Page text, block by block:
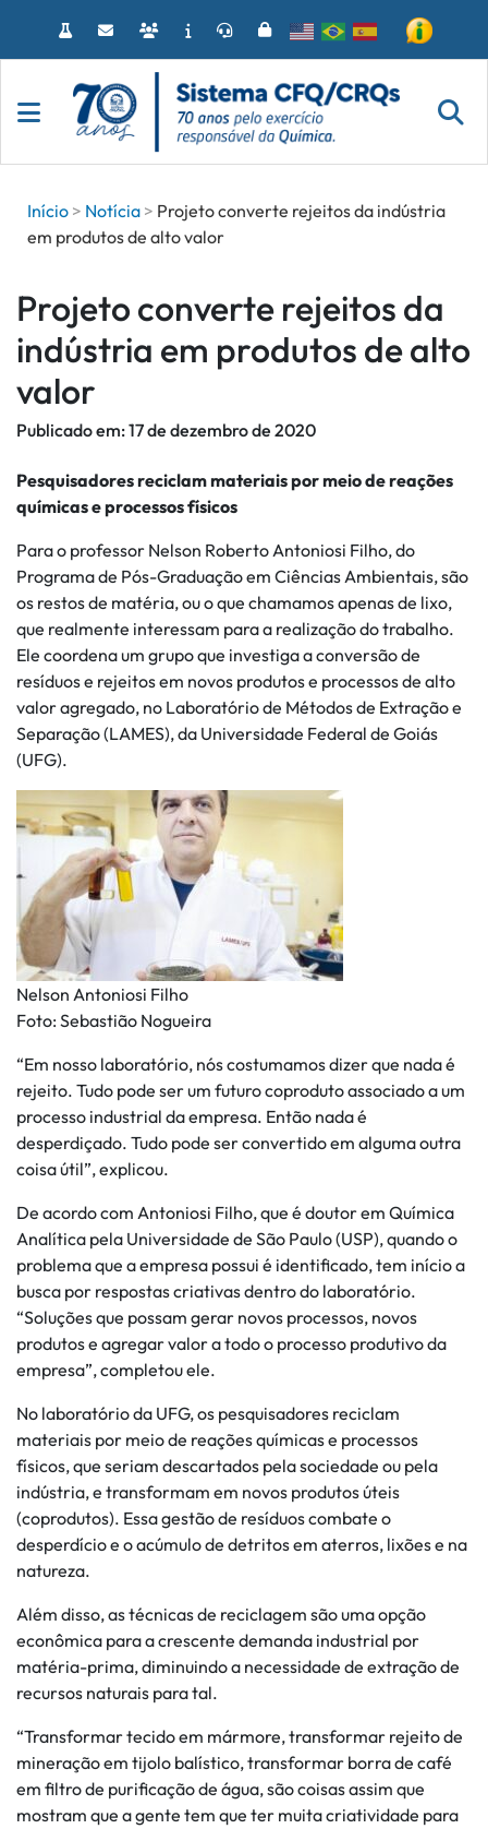
o
Início
Notícia
Projeto converte rejeitos da indústria
em produtos de alto valor
Projeto converte rejeitos da
indústria em produtos de alto
valor
Publicado em:17 de dezembro de 2020
Pesquisadores reciclam materiais por meio de reações
químicas e processos físicos
Para o professor Nelson Roberto Antoniosi Filho, do
Programa de Pós-Graduação em Ciências Ambientais, são
os restos de matéria, ou o que chamamos apenas de lixo,
que realmente interessam para a realização do trabalho.
Ele coordena um grupo que investiga a conversão de
resíduos e rejeitos em novos produtos e processos de alto
valor agregado, no Laboratório de Métodos de Extração e
Separação (LAMES), da Universidade Federal de Goiás
(UFG).
Nelson Antoniosi Filho
Foto: Sebastião Nogueira
“Em nosso laboratório, nós costumamos dizer que nada é
rejeito. Tudo pode ser um futuro coproduto associado a um
processo industrial da empresa. Então nada é
desperdiçado. Tudo pode ser convertido em alguma outra
coisa útil”, explicou.
De acordo com Antoniosi Filho, que é doutor em Química
Analítica pela Universidade de São Paulo (USP), quando o
problema que a empresa possui é identificado, tem início a
busca por respostas criativas dentro do laboratório.
“Soluções que possam gerar novos processos, novos
produtos e agregar valor a todo o processo produtivo da
empresa”, completou ele.
No laboratório da UFG, os pesquisadores reciclam
materiais por meio de reações químicas e processos
físicos, que seriam descartados pela sociedade ou pela
indústria, e transformam em novos produtos úteis
(coprodutos). Essa gestão de resíduos combate o
desperdício e o acúmulo de detritos em aterros, lixões e na
natureza.
Além disso, as técnicas de reciclagem são uma opção
econômica para a crescente demanda industrial por
matéria-prima, diminuindo a necessidade de extração de
recursos naturais para tal.
“Transformar tecido em mármore, transformar rejeito de
mineração em tijolo balístico, transformar borra de café
em filtro de purificação de água, são coisas assim que
mostram que a gente tem que ter muita criatividade para